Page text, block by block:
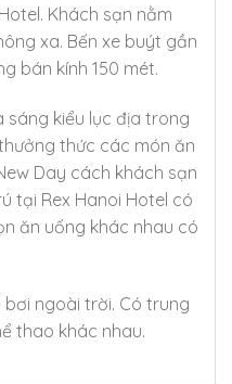
Khách sạn nằm
xa. Bến xe buýt gần
bán kính 150 mét.
kiểu lục địa trong
thức các món ăn
Day cách khách sạn
tại Rex Hanoi Hotel có
ăn uống khác nhau có
bơi ngoài trời. Có trung
thao khác nhau.